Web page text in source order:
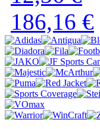
186,16 €